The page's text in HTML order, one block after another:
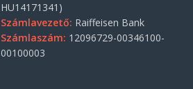
HU14171341)
Számlavezető: Raiffeisen Bank
Számlaszám: 12096729-00346100-
00100003